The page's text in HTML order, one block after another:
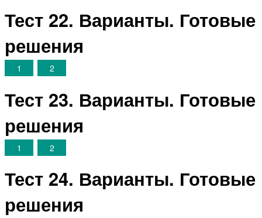
Тест 22. Варианты. Готовые
решения
1 2
Тест 23. Варианты. Готовые
решения
1 2
Тест 24. Варианты. Готовые
решения